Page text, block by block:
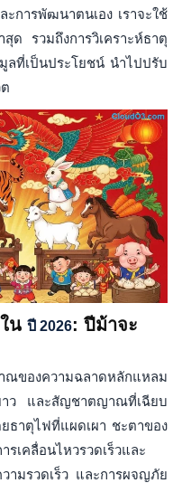
ะการพัฒนาตนเอง เราจะใช้
ด รวมถึงการวิเคราะห์ธาตุ
ลที่เป็นประโยชน์ นำไปปรับ
ใน ปี 2026: ปีม้าจะ
องความฉลาดหลักแหลม
าว และสัญชาตญาณที่เฉียบ
ธาตุไฟที่แผดเผา ชะตาของ
เคลื่อนไหวรวดเร็วและ
ามรวดเร็ว และการผจญภัย